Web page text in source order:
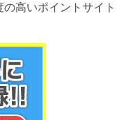
高いポイントサイト